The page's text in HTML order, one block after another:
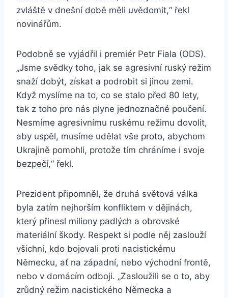
zvláště v dnešní době měli uvědomit,“ řekl
novinářům.
Podobně se vyjádřil i premiér Petr Fiala (ODS).
„Jsme svědky toho, jak se agresivní ruský režim
snaží dobýt, získat a podrobit si jinou zemi.
Když myslíme na to, co se stalo před 80 lety,
tak z toho pro nás plyne jednoznačné poučení.
Nesmíme agresivnímu ruskému režimu dovolit,
aby uspěl, musíme udělat vše proto, abychom
Ukrajině pomohli, protože tím chráníme i svoje
bezpečí,“ řekl.
Prezident připomněl, že druhá světová válka
byla zatím nejhorším konfliktem v dějinách,
který přinesl miliony padlých a obrovské
materiální škody. Respekt si podle něj zaslouží
všichni, kdo bojovali proti nacistickému
Německu, ať na západní, nebo východní frontě,
nebo v domácím odboji. „Zasloužili se o to, aby
zrůdný režim nacistického Německa a